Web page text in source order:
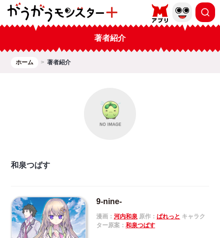
著者紹介
ホーム 著者紹介
和泉つばす
9-nine-
漫画： 河内和泉原作： ぱれっと キャラク
ター原案： 和泉つばす